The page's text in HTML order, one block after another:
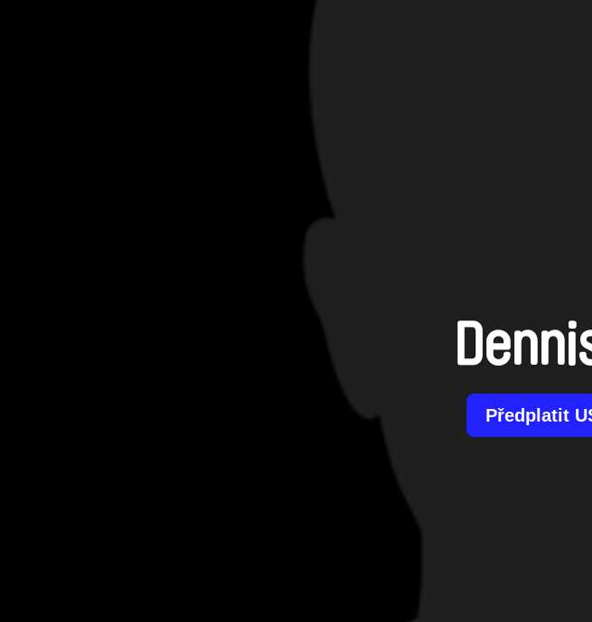
Předplatit